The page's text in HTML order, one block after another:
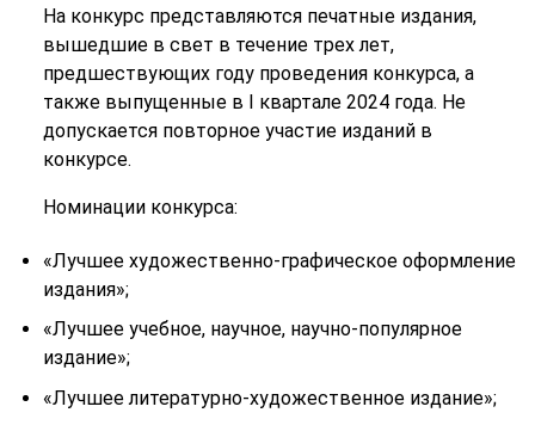
На конкурс представляются печатные издания,
вышедшие в свет в течение трех лет,
предшествующих году проведения конкурса, а
также выпущенные в I квартале 2024 года. Не
допускается повторное участие изданий в
конкурсе.
Номинации конкурса:
«Лучшее художественно-графическое оформление
издания»;
«Лучшее учебное, научное, научно-популярное
издание»;
«Лучшее литературно-художественное издание»;